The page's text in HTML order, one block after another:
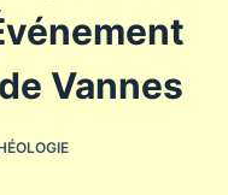
Vannes